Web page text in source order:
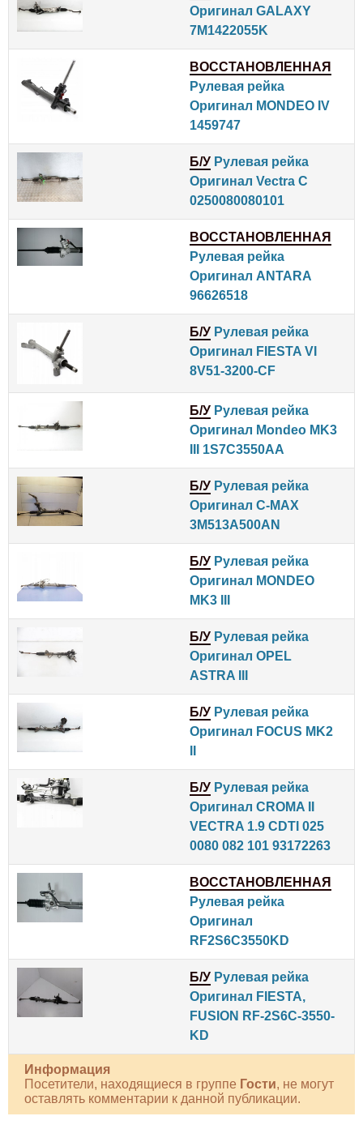
Оригинал GALAXY
7M1422055K
ВОССТАНОВЛЕННАЯ
Рулевая рейка
Оригинал MONDEO IV
1459747
Б/У Рулевая рейка
Оригинал Vectra C
0250080080101
ВОССТАНОВЛЕННАЯ
Рулевая рейка
Оригинал ANTARA
96626518
Б/У Рулевая рейка
Оригинал FIESTA VI
8V51-3200-CF
Б/У Рулевая рейка
Оригинал Mondeo MK3
III 1S7C3550AA
Б/У Рулевая рейка
Оригинал C-MAX
3M513A500AN
Б/У Рулевая рейка
Оригинал MONDEO
MK3 III
Б/У Рулевая рейка
Оригинал OPEL
ASTRA III
Б/У Рулевая рейка
Оригинал FOCUS MK2
Б/У Рулевая рейка
Оригинал CROMA II
VECTRA 1.9 CDTI 025
0080 082 101 93172263
ВОССТАНОВЛЕННАЯ
Рулевая рейка
Оригинал
RF2S6C3550KD
Б/У Рулевая рейка
Оригинал FIESTA,
FUSION RF-2S6C-3550-
KD
Информация
Посетители, находящиеся в группе Гости, не могут
оставлять комментарии к данной публикации.